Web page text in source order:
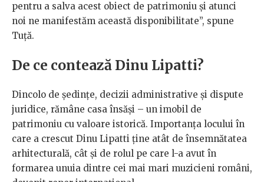
pentru a salva acest obiect de patrimoniu și atunci
noi ne manifestăm această disponibilitate”, spune
Tuță.
De ce contează Dinu Lipatti?
Dincolo de ședințe, decizii administrative și dispute
juridice, rămâne casa însăși – un imobil de
patrimoniu cu valoare istorică. Importanța locului în
care a crescut Dinu Lipatti ține atât de însemnătatea
arhitecturală, cât și de rolul pe care l-a avut în
formarea unuia dintre cei mai mari muzicieni români,